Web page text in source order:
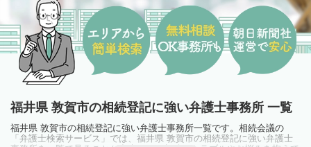
福井県 敦賀市の相続登記に強い弁護士事務所 一覧
福井県 敦賀市の相続登記に強い弁護士事務所一覧です。相続会議の
「弁護士検索サービス」では、福井県 敦賀市の相続登記に強い弁護士